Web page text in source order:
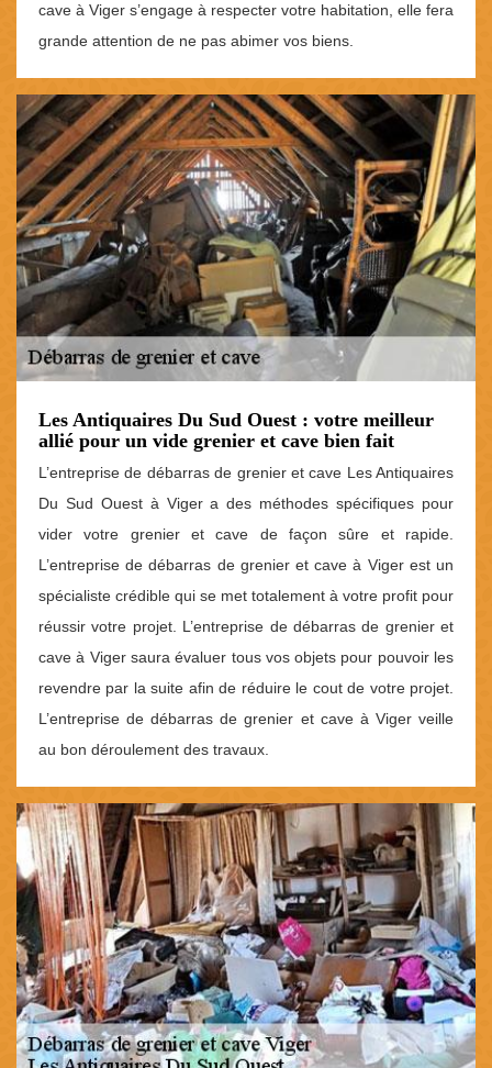
cave à Viger s’engage à respecter votre habitation, elle fera
grande attention de ne pas abimer vos biens.
Les Antiquaires Du Sud Ouest : votre meilleur
allié pour un vide grenier et cave bien fait
L’entreprise de débarras de grenier et cave Les Antiquaires
Du Sud Ouest à Viger a des méthodes spécifiques pour
vider votre grenier et cave de façon sûre et rapide.
L’entreprise de débarras de grenier et cave à Viger est un
spécialiste crédible qui se met totalement à votre profit pour
réussir votre projet. L’entreprise de débarras de grenier et
cave à Viger saura évaluer tous vos objets pour pouvoir les
revendre par la suite afin de réduire le cout de votre projet.
L’entreprise de débarras de grenier et cave à Viger veille
au bon déroulement des travaux.